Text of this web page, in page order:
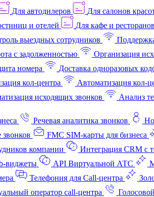
Для автодилеров Для салонов
и отелей Для кафе и ресторанов
выездных сотрудников
с задолженностью Организация
номера Доставка одноразовых
кол-центра Автоматизация кол-
исходящих звонков Анализ
Речевая аналитика звонков
звонков FMC SIM-карты для бизнеса
компании Интеграция CRM с
виджеты API Виртуальной АТС
Телефония для Call-центра
оператор call-центра